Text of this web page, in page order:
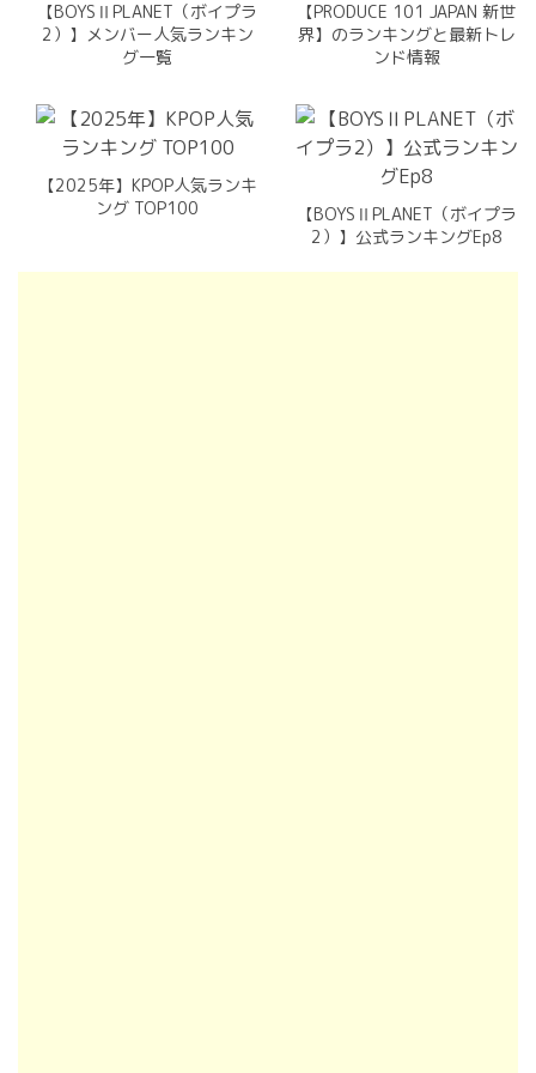
【BOYSⅡPLANET（ボイプラ
2）】メンバー人気ランキン
グ一覧
【PRODUCE 101 JAPAN 新世
界】のランキングと最新トレ
ンド情報
【2025年】KPOP人気ランキ
ング TOP100
【BOYSⅡPLANET（ボイプラ
2）】公式ランキングEp8